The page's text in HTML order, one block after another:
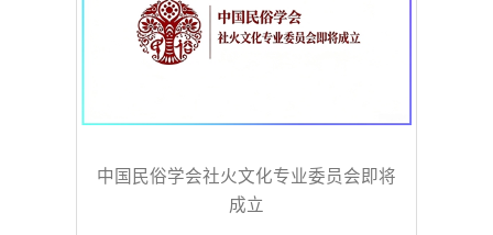
中国民俗学会社火文化专业委员会即将
成立